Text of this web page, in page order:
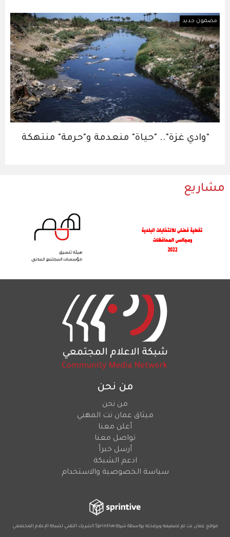
مضمون جديد
"وادي غزة".. "حياة" منعدمة و"حرمة" منتهكة
مشاريع
من نحن
من نحن
ميثاق عمان نت المهني
أعلن معنا
تواصل معنا
أرسل خبراً
ادعم الشبكة
سياسة الخصوصية والاستخدام
موقع عمان نت تم تصميمه وبرمجته بواسطة شركةSprintive الشريك التقني لشبكة الإعلام المجتمعي